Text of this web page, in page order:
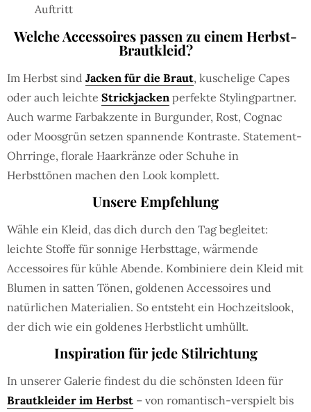
Auftritt
Welche Accessoires passen zu einem Herbst-
Brautkleid?
Im Herbst sind Jacken für die Braut, kuschelige Capes
oder auch leichte Strickjacken perfekte Stylingpartner.
Auch warme Farbakzente in Burgunder, Rost, Cognac
oder Moosgrün setzen spannende Kontraste. Statement-
Ohrringe, florale Haarkränze oder Schuhe in
Herbsttönen machen den Look komplett.
Unsere Empfehlung
Wähle ein Kleid, das dich durch den Tag begleitet:
leichte Stoffe für sonnige Herbsttage, wärmende
Accessoires für kühle Abende. Kombiniere dein Kleid mit
Blumen in satten Tönen, goldenen Accessoires und
natürlichen Materialien. So entsteht ein Hochzeitslook,
der dich wie ein goldenes Herbstlicht umhüllt.
Inspiration für jede Stilrichtung
In unserer Galerie findest du die schönsten Ideen für
Brautkleider im Herbst – von romantisch-verspielt bis